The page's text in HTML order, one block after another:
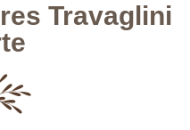
Travaglini